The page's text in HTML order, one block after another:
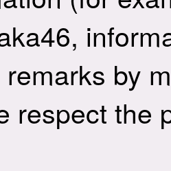
by
respect the